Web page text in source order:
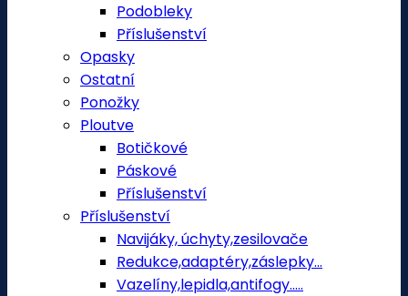
Podobleky
Příslušenství
Opasky
Ostatní
Ponožky
Ploutve
Botičkové
Páskové
Příslušenství
Příslušenství
Navijáky, úchyty,zesilovače
Redukce,adaptéry,záslepky...
Vazelíny,lepidla,antifogy.....